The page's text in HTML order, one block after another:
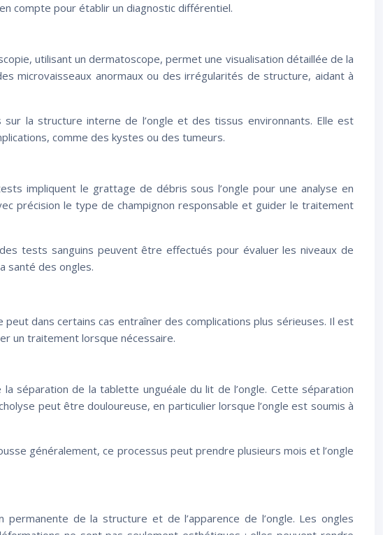
compte pour établir un diagnostic différentiel.
utilisant un dermatoscope, permet une visualisation détaillée de la
microvaisseaux anormaux ou des irrégularités de structure, aidant à
la structure interne de l’ongle et des tissus environnants. Elle est
comme des kystes ou des tumeurs.
impliquent le grattage de débris sous l’ongle pour une analyse en
précision le type de champignon responsable et guider le traitement
tests sanguins peuvent être effectués pour évaluer les niveaux de
santé des ongles.
dans certains cas entraîner des complications plus sérieuses. Il est
un traitement lorsque nécessaire.
séparation de la tablette unguéale du lit de l’ongle. Cette séparation
peut être douloureuse, en particulier lorsque l’ongle est soumis à
généralement, ce processus peut prendre plusieurs mois et l’ongle
permanente de la structure et de l’apparence de l’ongle. Les ongles